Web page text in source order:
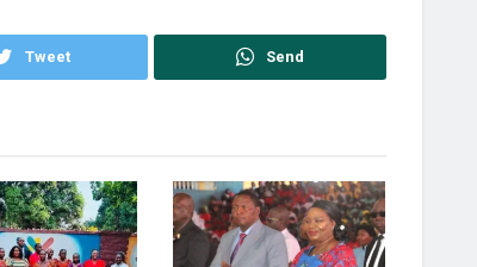
Tweet Send